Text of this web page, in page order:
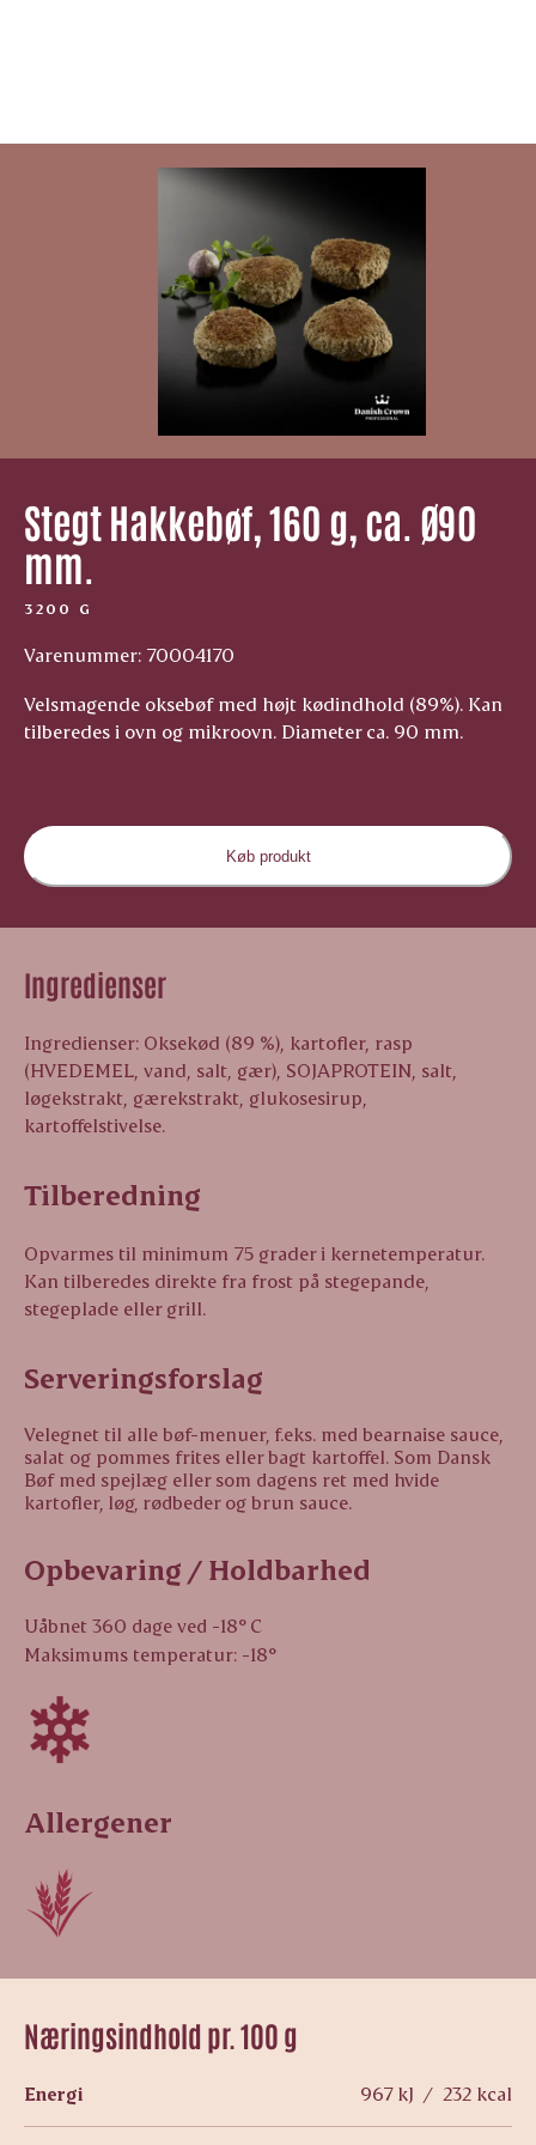
Stegt Hakkebøf, 160 g, ca. Ø90
mm.
3200 G
Varenummer: 70004170
Velsmagende oksebøf med højt kødindhold (89%). Kan
tilberedes i ovn og mikroovn. Diameter ca. 90 mm.
Køb produkt
Næringsindhold pr. 100 g
Energi 967 kJ / 232 kcal
Ingredienser
Ingredienser: Oksekød (89 %), kartofler, rasp
(HVEDEMEL, vand, salt, gær), SOJAPROTEIN, salt,
løgekstrakt, gærekstrakt, glukosesirup,
kartoffelstivelse.
Tilberedning
Opvarmes til minimum 75 grader i kernetemperatur.
Kan tilberedes direkte fra frost på stegepande,
stegeplade eller grill.
Serveringsforslag
Velegnet til alle bøf-menuer, f.eks. med bearnaise sauce,
salat og pommes frites eller bagt kartoffel. Som Dansk
Bøf med spejlæg eller som dagens ret med hvide
kartofler, løg, rødbeder og brun sauce.
Opbevaring / Holdbarhed
Uåbnet 360 dage ved -18° C
Maksimums temperatur: -18°
Allergener